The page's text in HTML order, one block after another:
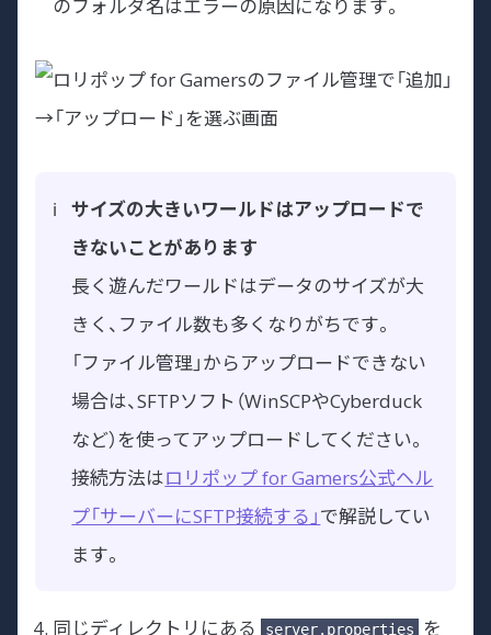
のフォルダ名はエラーの原因になります。
サイズの大きいワールドはアップロードで
きないことがあります
長く遊んだワールドはデータのサイズが大
きく、ファイル数も多くなりがちです。
「ファイル管理」からアップロードできない
場合は、SFTPソフト（WinSCPやCyberduck
など）を使ってアップロードしてください。
接続方法はロリポップ for Gamers公式ヘル
プ「サーバーにSFTP接続する」で解説してい
ます。
同じディレクトリにある server.properties
を